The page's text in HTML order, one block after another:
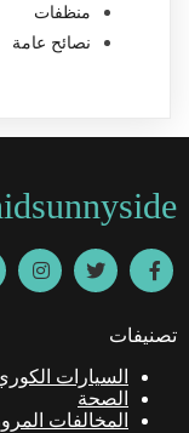
منظفات
نصائح عامة
تصنيفات
السيارات
الصحة
المخالفات